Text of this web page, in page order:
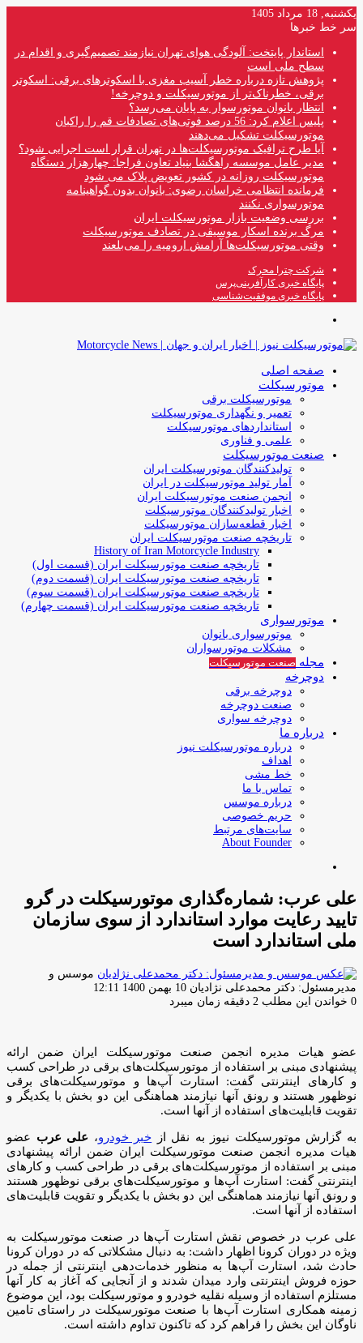
یکشنبه, 18 مرداد 1405
سر خط خبرها
استاندار پایتخت: آلودگی هوای تهران نیازمند تصمیم‌گیری و اقدام در
سطح ملی است
پژوهش تازه درباره خطر آسیب مغزی با اسکوترهای برقی: اسکوتر
برقی، خطرناک‌تر از موتورسیکلت و دوچرخه!
انتظار بانوان موتورسوار به پایان می‌رسد؟
پلیس اعلام کرد: 56 درصد فوتی‌های تصادفات قم را راکبان
موتورسیکلت تشکیل می‌دهند
آیا طرح ترافیک موتورسیکلت‌ها در تهران قرار است اجرایی شود؟
مدیر عامل موسسه راهگشا بنیاد تعاون فراجا: چهارهزار دستگاه
موتورسیکلت روزانه در کشور تعویض پلاک می شود
فرمانده انتظامی خراسان رضوی: بانوان بدون گواهینامه
موتورسواری نکنند
بررسی وضعیت بازار موتورسیکلت ایران
مرگ برنده اسکار موسیقی در تصادف موتورسیکلت
وقتی موتورسیکلت‌ها آرامش ارومیه را می‌بلعند
شرکت چترا محرک
پایگاه خبری کارآفرینی‌پرس
پایگاه خبری موفقیت‌شناسی
صفحه اصلی
موتورسیکلت
موتورسیکلت برقی
تعمیر و نگهداری موتورسیکلت
استانداردهای موتورسیکلت
علمی و فناوری
صنعت موتورسیکلت
تولیدکنندگان موتورسیکلت ایران
آمار تولید موتورسیکلت در ایران
انجمن صنعت موتورسیکلت ایران
اخبار تولیدکنندگان موتورسیکلت
اخبار قطعه‌سازان موتورسیکلت
تاریخچه صنعت موتورسیکلت ایران
History of Iran Motorcycle Industry
تاریخچه صنعت موتورسیکلت ایران (قسمت اول)
تاریخچه صنعت موتورسیکلت ایران (قسمت دوم)
تاریخچه صنعت موتورسیکلت ایران (قسمت سوم)
تاریخچه صنعت موتورسیکلت ایران (قسمت چهارم)
موتورسواری
موتورسواری بانوان
مشکلات موتورسواران
مجله صنعت موتورسیکلت
دوچرخه
دوچرخه برقی
صنعت دوچرخه
دوچرخه سواری
درباره ما
درباره موتورسیکلت نیوز
اهداف
خط مشی
تماس با ما
درباره موسس
حریم خصوصی
سایت‌های مرتبط
About Founder
علی عرب: شماره‌گذاری موتورسیکلت در گرو
تایید رعایت موارد استاندارد از سوی سازمان
ملی استاندارد است
موسس و
مدیرمسئول: دکتر محمدعلی نژادیان ارسال
ایمیل
10 بهمن 1400 12:11
0 خواندن این مطلب 2 دقیقه زمان میبرد
عضو هیات مدیره انجمن صنعت موتورسیکلت ایران ضمن ارائه
پیشنهادی مبنی بر استفاده از موتورسیکلت‌های برقی در طراحی کسب
و کارهای اینترنتی گفت: استارت آپ‌ها و موتورسیکلت‌های برقی
نوظهور هستند و رونق آنها نیازمند هماهنگی این دو بخش با یکدیگر و
تقویت قابلیت‌های استفاده از آنها است.
به گزارش موتورسیکلت نیوز به نقل از خبر خودرو، علی عرب عضو
هیات مدیره انجمن صنعت موتورسیکلت ایران ضمن ارائه پیشنهادی
مبنی بر استفاده از موتورسیکلت‌های برقی در طراحی کسب و کارهای
اینترنتی گفت: استارت آپ‌ها و موتورسیکلت‌های برقی نوظهور هستند
و رونق آنها نیازمند هماهنگی این دو بخش با یکدیگر و تقویت قابلیت‌های
استفاده از آنها است.
علی عرب در خصوص نقش استارت آپ‌ها در صنعت موتورسیکلت به
ویژه در دوران کرونا اظهار داشت: به دنبال مشکلاتی که در دوران کرونا
حادث شد، استارت آپ‌ها به منظور خدمات‌دهی اینترنتی از جمله در
حوزه فروش اینترنتی وارد میدان شدند و از آنجایی که آغاز به کار آنها
مستلزم استفاده از وسیله نقلیه خودرو و موتورسیکلت بود، این موضوع
زمینه همکاری استارت آپ‌ها با صنعت موتورسیکلت در راستای تامین
ناوگان این بخش را فراهم کرد که تاکنون تداوم داشته است.